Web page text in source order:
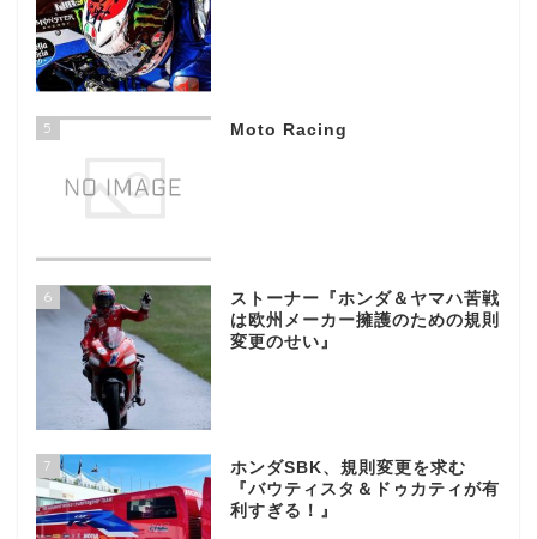
5 Moto Racing
6
ストーナー『ホンダ＆ヤマハ苦戦
は欧州メーカー擁護のための規則
変更のせい』
7
ホンダSBK、規則変更を求む
『バウティスタ＆ドゥカティが有
利すぎる！』